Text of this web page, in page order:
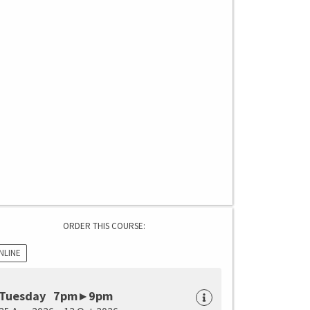
ORDER THIS COURSE:
Tuesday 7pm ▸ 9pm